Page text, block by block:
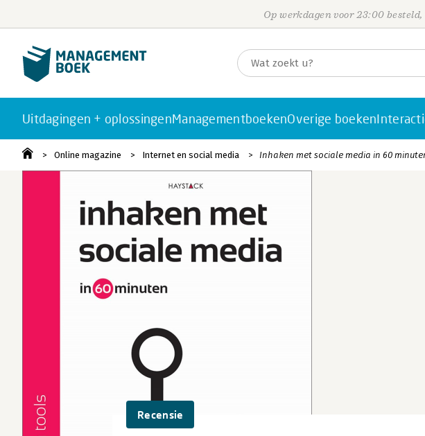
Op werkdagen voor 23:00
Uitdagingen + oplossingenManagementboekenOverige boeken
Online magazine Internet en social media Inhaken met sociale media in 60
Recensie